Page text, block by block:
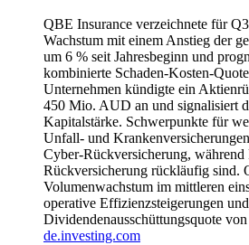
QBE Insurance verzeichnete für
Wachstum mit einem Anstieg der
um 6 % seit Jahresbeginn und
kombinierte
Unternehmen kündigte ein
450 Mio. AUD an und signalisiert
Kapitalstärke. Schwerpunkte für
Unfall- und
Cyber‑Rückversicherung, während
Rückversicherung rückläufig sind.
Volumenwachstum im mittleren
operative Effizienzsteigerungen
Dividendenausschüttungsquote
de.investing.com